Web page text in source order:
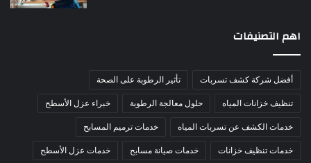
اهم التصنيفات
أفضل شركة كشف تسربات تأثير الرطوبة على الصحة
تنظيف خزانات المياه حلول معالجة الرطوبة خبراء عزل الأسطح
خدمات الكشف عن تسربات المياه خدمات ترميم المسابح
خدمات تنظيف خزانات خدمات صيانة مسابح خدمات عزل الأسطح